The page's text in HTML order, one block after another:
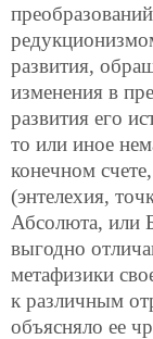
развития,
изменения в
развития его
то или иное
конечном
(энтелехия,
Абсолюта, или
выгодно
метафизики
к различным
объясняло ее